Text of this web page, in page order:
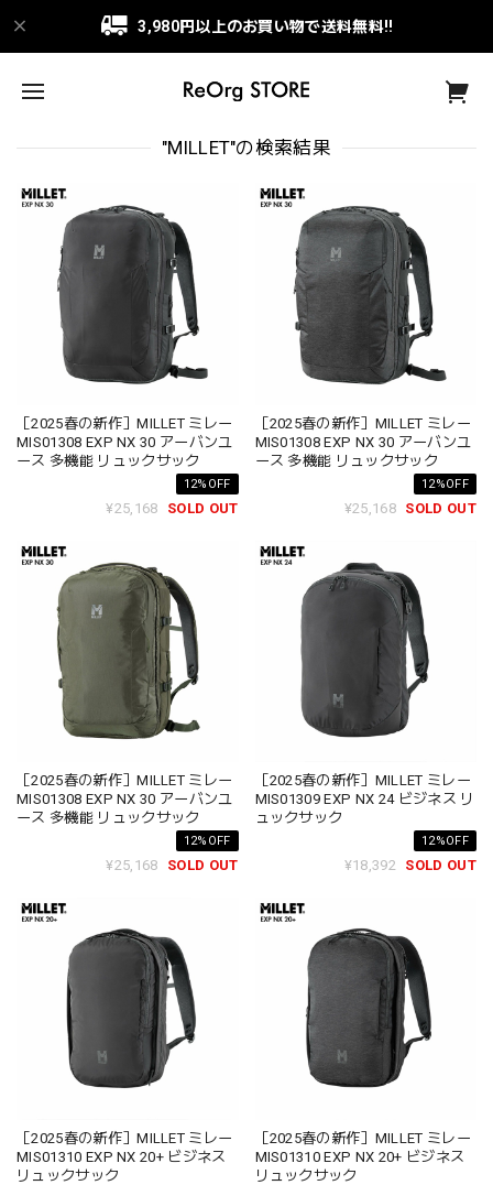
3,980円以上のお買い物で送料無料!!
"MILLET"の検索結果
［2025春の新作］MILLET ミレー
MIS01308 EXP NX 30 アーバンユ
ース 多機能 リュックサック
12%OFF
¥25,168 SOLD OUT
［2025春の新作］MILLET ミレー
MIS01308 EXP NX 30 アーバンユ
ース 多機能 リュックサック
12%OFF
¥25,168 SOLD OUT
［2025春の新作］MILLET ミレー
MIS01308 EXP NX 30 アーバンユ
ース 多機能 リュックサック
12%OFF
¥25,168 SOLD OUT
［2025春の新作］MILLET ミレー
MIS01309 EXP NX 24 ビジネス リ
ュックサック
12%OFF
¥18,392 SOLD OUT
［2025春の新作］MILLET ミレー
MIS01310 EXP NX 20+ ビジネス
リュックサック
［2025春の新作］MILLET ミレー
MIS01310 EXP NX 20+ ビジネス
リュックサック